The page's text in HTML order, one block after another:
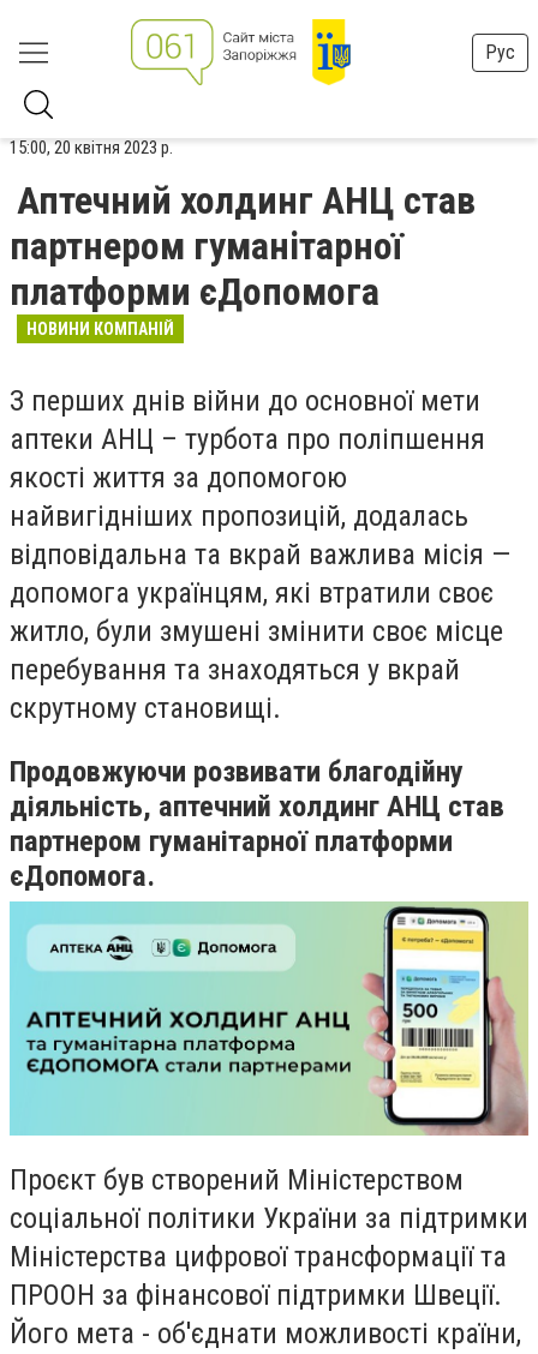
Рус
15:00, 20 квітня 2023 р.
Аптечний холдинг АНЦ став
партнером гуманітарної
платформи єДопомога
НОВИНИ КОМПАНІЙ
З перших днів війни до основної мети
аптеки АНЦ – турбота про поліпшення
якості життя за допомогою
найвигідніших пропозицій, додалась
відповідальна та вкрай важлива місія —
допомога українцям, які втратили своє
житло, були змушені змінити своє місце
перебування та знаходяться у вкрай
скрутному становищі.
Продовжуючи розвивати благодійну
діяльність, аптечний холдинг АНЦ став
партнером гуманітарної платформи
єДопомога.
Проєкт був створений Міністерством
соціальної політики України за підтримки
Міністерства цифрової трансформації та
ПРООН за фінансової підтримки Швеції.
Його мета - об'єднати можливості країни,